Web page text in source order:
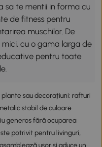
sa te mentii in forma cu
de fitness pentru
muschilor. De
cu o gama larga de
pentru toate
sau decorațiuni: rafturi
stabil de culoare
generos fără ocuparea
potrivit pentru livinguri,
ușor și aduce un